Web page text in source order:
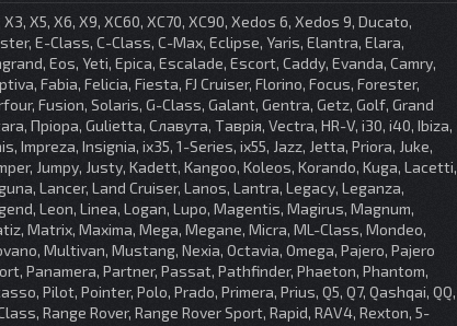
X3, X5, X6, X9, XC60, XC70, XC90, Xedos 6, Xedos 9, Ducato,
E-Class, C-Class, C-Max, Eclipse, Yaris, Elantra, Elara,
Eos, Yeti, Epica, Escalade, Escort, Caddy, Evanda, Camry,
Fabia, Felicia, Fiesta, FJ Cruiser, Florino, Focus, Forester,
Fusion, Solaris, G-Class, Galant, Gentra, Getz, Golf, Grand
Пріора, Gulietta, Славута, Таврія, Vectra, HR-V, i30, i40, Ibiza,
Impreza, Insignia, ix35, 1-Series, ix55, Jazz, Jetta, Priora, Juke,
Jumpy, Justy, Kadett, Kangoo, Koleos, Korando, Kuga, Lacetti,
Lancer, Land Cruiser, Lanos, Lantra, Legacy, Leganza,
Leon, Linea, Logan, Lupo, Magentis, Magirus, Magnum,
Matrix, Maxima, Mega, Megane, Micra, ML-Class, Mondeo,
Multivan, Mustang, Nexia, Octavia, Omega, Pajero, Pajero
Panamera, Partner, Passat, Pathfinder, Phaeton, Phantom,
Pilot, Pointer, Polo, Prado, Primera, Prius, Q5, Q7, Qashqai, QQ,
Range Rover, Range Rover Sport, Rapid, RAV4, Rexton, 5-